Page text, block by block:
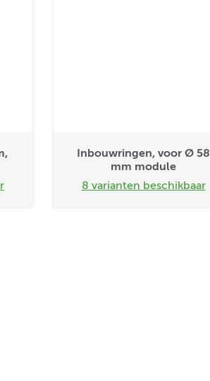
Inbouwringen, voor Ø 58
mm module
8 varianten beschikbaar